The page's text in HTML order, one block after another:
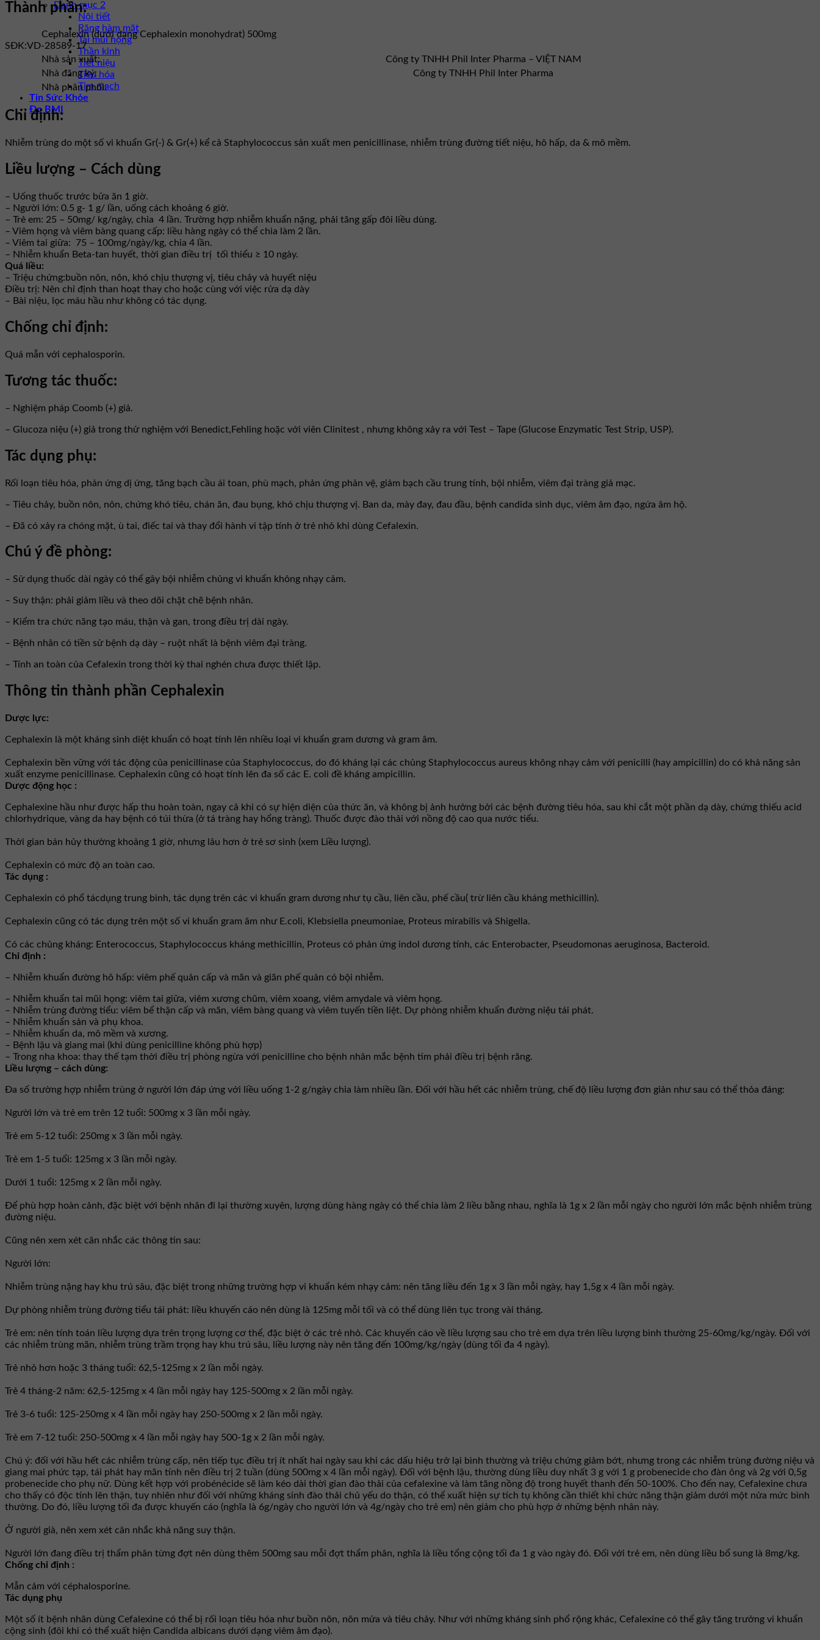
Danh mục 2
Nội tiết
Răng hàm mặt
Tai mũi họng
Thần kinh
Tiết niệu
Tiêu hóa
Tim mạch
Tin Sức Khỏe
Đo BMI
Thành phần:
Cephalexin (dưới dạng Cephalexin monohydrat) 500mg
SĐK:VD-28589-17
Nhà sản xuất:
Công ty TNHH Phil Inter Pharma – VIỆT NAM
Nhà đăng ký:
Công ty TNHH Phil Inter Pharma
Nhà phân phối:
Chỉ định:
Nhiễm trùng do một số vi khuẩn Gr(-) & Gr(+) kể cả Staphylococcus sản xuất men penicillinase, nhiễm trùng đường tiết niệu, hô hấp, da & mô mềm.
Liều lượng – Cách dùng
– Uống thuốc trước bữa ăn 1 giờ.
– Người lớn: 0.5 g- 1 g/ lần, uống cách khoảng 6 giờ.
– Trẻ em: 25 – 50mg/ kg/ngày, chia 4 lần. Trường hợp nhiễm khuẩn nặng, phải tăng gấp đôi liều dùng.
– Viêm họng và viêm bàng quang cấp: liều hàng ngày có thể chia làm 2 lần.
– Viêm tai giữa: 75 – 100mg/ngày/kg, chia 4 lần.
– Nhiễm khuẩn Beta-tan huyết, thời gian điều trị tối thiểu ≥ 10 ngày.
Quá liều:
– Triệu chứng:buồn nôn, nôn, khó chịu thượng vị, tiêu chảy và huyết niệu
Điều trị: Nên chỉ định than hoạt thay cho hoặc cùng với việc rửa dạ dày
– Bài niệu, lọc máu hầu như không có tác dụng.
Chống chỉ định:
Quá mẫn với cephalosporin.
Tương tác thuốc:
– Nghiệm pháp Coomb (+) giả.
– Glucoza niệu (+) giả trong thử nghiệm với Benedict,Fehling hoặc với viên Clinitest , nhưng không xảy ra với Test – Tape (Glucose Enzymatic Test Strip, USP).
Tác dụng phụ:
Rối loạn tiêu hóa, phản ứng dị ứng, tăng bạch cầu ái toan, phù mạch, phản ứng phản vệ, giảm bạch cầu trung tính, bội nhiễm, viêm đại tràng giả mạc.
– Tiêu chảy, buồn nôn, nôn, chứng khó tiêu, chán ăn, đau bụng, khó chịu thượng vị. Ban da, mày đay, đau đầu, bệnh candida sinh dục, viêm âm đạo, ngứa âm hộ.
– Đã có xảy ra chóng mặt, ù tai, điếc tai và thay đổi hành vi tập tính ở trẻ nhỏ khi dùng Cefalexin.
Chú ý đề phòng:
– Sử dụng thuốc dài ngày có thể gây bội nhiễm chủng vi khuẩn không nhạy cảm.
– Suy thận: phải giảm liều và theo dõi chặt chẽ bệnh nhân.
– Kiểm tra chức năng tạo máu, thận và gan, trong điều trị dài ngày.
– Bệnh nhân có tiền sử bệnh dạ dày – ruột nhất là bệnh viêm đại tràng.
– Tính an toàn của Cefalexin trong thời kỳ thai nghén chưa được thiết lập.
Thông tin thành phần Cephalexin
Dược lực:
Cephalexin là một kháng sinh diệt khuẩn có hoạt tính lên nhiều loại vi khuẩn gram dương và gram âm.
Cephalexin bền vững với tác động của penicillinase của Staphylococcus, do đó kháng lại các chủng Staphylococcus aureus không nhạy cảm với penicilli (hay ampicillin) do có khả năng sản
xuất enzyme penicillinase. Cephalexin cũng có hoạt tính lên đa số các E. coli đề kháng ampicillin.
Dược động học :
Cephalexine hầu như được hấp thu hoàn toàn, ngay cả khi có sự hiện diện của thức ăn, và không bị ảnh hưởng bởi các bệnh đường tiêu hóa, sau khi cắt một phần dạ dày, chứng thiếu acid
chlorhydrique, vàng da hay bệnh có túi thừa (ở tá tràng hay hổng tràng). Thuốc được đào thải với nồng độ cao qua nước tiểu.
Thời gian bán hủy thường khoảng 1 giờ, nhưng lâu hơn ở trẻ sơ sinh (xem Liều lượng).
Cephalexin có mức độ an toàn cao.
Tác dụng :
Cephalexin có phổ tácdụng trung bình, tác dụng trên các vi khuẩn gram dương như tụ cầu, liên cầu, phế cầu( trừ liên cầu kháng methicillin).
Cephalexin cũng có tác dụng trên một số vi khuẩn gram âm như E.coli, Klebsiella pneumoniae, Proteus mirabilis và Shigella.
Có các chủng kháng: Enterococcus, Staphylococcus kháng methicillin, Proteus có phản ứng indol dương tính, các Enterobacter, Pseudomonas aeruginosa, Bacteroid.
Chỉ định :
– Nhiễm khuẩn đường hô hấp: viêm phế quản cấp và mãn và giãn phế quản có bội nhiễm.
– Nhiễm khuẩn tai mũi họng: viêm tai giữa, viêm xương chũm, viêm xoang, viêm amydale và viêm họng.
– Nhiễm trùng đường tiểu: viêm bể thận cấp và mãn, viêm bàng quang và viêm tuyến tiền liệt. Dự phòng nhiễm khuẩn đường niệu tái phát.
– Nhiễm khuẩn sản và phụ khoa.
– Nhiễm khuẩn da, mô mềm và xương.
– Bệnh lậu và giang mai (khi dùng penicilline không phù hợp)
– Trong nha khoa: thay thế tạm thời điều trị phòng ngừa với penicilline cho bệnh nhân mắc bệnh tim phải điều trị bệnh răng.
Liều lượng – cách dùng:
Ða số trường hợp nhiễm trùng ở người lớn đáp ứng với liều uống 1-2 g/ngày chia làm nhiều lần. Ðối với hầu hết các nhiễm trùng, chế độ liều lượng đơn giản như sau có thể thỏa đáng:
Người lớn và trẻ em trên 12 tuổi: 500mg x 3 lần mỗi ngày.
Trẻ em 5-12 tuổi: 250mg x 3 lần mỗi ngày.
Trẻ em 1-5 tuổi: 125mg x 3 lần mỗi ngày.
Dưới 1 tuổi: 125mg x 2 lần mỗi ngày.
Ðể phù hợp hoàn cảnh, đặc biệt với bệnh nhân đi lại thường xuyên, lượng dùng hàng ngày có thể chia làm 2 liều bằng nhau, nghĩa là 1g x 2 lần mỗi ngày cho người lớn mắc bệnh nhiễm trùng
đường niệu.
Cũng nên xem xét cân nhắc các thông tin sau:
Người lớn:
Nhiễm trùng nặng hay khu trú sâu, đặc biệt trong những trường hợp vi khuẩn kém nhạy cảm: nên tăng liều đến 1g x 3 lần mỗi ngày, hay 1,5g x 4 lần mỗi ngày.
Dự phòng nhiễm trùng đường tiểu tái phát: liều khuyến cáo nên dùng là 125mg mỗi tối và có thể dùng liên tục trong vài tháng.
Trẻ em: nên tính toán liều lượng dựa trên trọng lượng cơ thể, đặc biệt ở các trẻ nhỏ. Các khuyến cáo về liều lượng sau cho trẻ em dựa trên liều lượng bình thường 25-60mg/kg/ngày. Ðối với
các nhiễm trùng mãn, nhiễm trùng trầm trọng hay khu trú sâu, liều lượng này nên tăng đến 100mg/kg/ngày (dùng tối đa 4 ngày).
Trẻ nhỏ hơn hoặc 3 tháng tuổi: 62,5-125mg x 2 lần mỗi ngày.
Trẻ 4 tháng-2 năm: 62,5-125mg x 4 lần mỗi ngày hay 125-500mg x 2 lần mỗi ngày.
Trẻ 3-6 tuổi: 125-250mg x 4 lần mỗi ngày hay 250-500mg x 2 lần mỗi ngày.
Trẻ em 7-12 tuổi: 250-500mg x 4 lần mỗi ngày hay 500-1g x 2 lần mỗi ngày.
Chú ý: đối với hầu hết các nhiễm trùng cấp, nên tiếp tục điều trị ít nhất hai ngày sau khi các dấu hiệu trở lại bình thường và triệu chứng giảm bớt, nhưng trong các nhiễm trùng đường niệu và
giang mai phức tạp, tái phát hay mãn tính nên điều trị 2 tuần (dùng 500mg x 4 lần mỗi ngày). Ðối với bệnh lậu, thường dùng liều duy nhất 3 g với 1 g probenecide cho đàn ông và 2g với 0,5g
probenecide cho phụ nữ. Dùng kết hợp với probénécide sẽ làm kéo dài thời gian đào thải của cefalexine và làm tăng nồng độ trong huyết thanh đến 50-100%. Cho đến nay, Cefalexine chưa
cho thấy có độc tính lên thận, tuy nhiên như đối với những kháng sinh đào thải chủ yếu do thận, có thể xuất hiện sự tích tụ không cần thiết khi chức năng thận giảm dưới một nửa mức bình
thường. Do đó, liều lượng tối đa được khuyến cáo (nghĩa là 6g/ngày cho người lớn và 4g/ngày cho trẻ em) nên giảm cho phù hợp ở những bệnh nhân này.
Ở người già, nên xem xét cân nhắc khả năng suy thận.
Người lớn đang điều trị thẩm phân từng đợt nên dùng thêm 500mg sau mỗi đợt thẩm phân, nghĩa là liều tổng cộng tối đa 1 g vào ngày đó. Ðối với trẻ em, nên dùng liều bổ sung là 8mg/kg.
Chống chỉ định :
Mẫn cảm với céphalosporine.
Tác dụng phụ
Một số ít bệnh nhân dùng Cefalexine có thể bị rối loạn tiêu hóa như buồn nôn, nôn mửa và tiêu chảy. Như với những kháng sinh phổ rộng khác, Cefalexine có thể gây tăng trưởng vi khuẩn
cộng sinh (đôi khi có thể xuất hiện Candida albicans dưới dạng viêm âm đạo).